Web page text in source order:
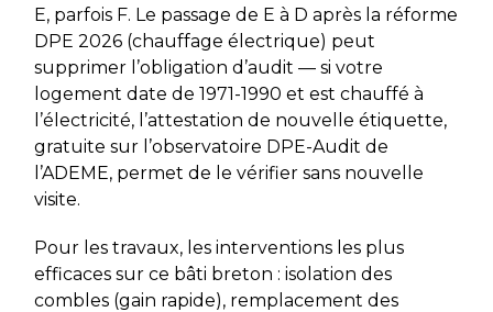
E, parfois F. Le passage de E à D après la réforme
DPE 2026 (chauffage électrique) peut
supprimer l’obligation d’audit — si votre
logement date de 1971-1990 et est chauffé à
l’électricité, l’attestation de nouvelle étiquette,
gratuite sur l’observatoire DPE-Audit de
l’ADEME, permet de le vérifier sans nouvelle
visite.
Pour les travaux, les interventions les plus
efficaces sur ce bâti breton : isolation des
combles (gain rapide), remplacement des